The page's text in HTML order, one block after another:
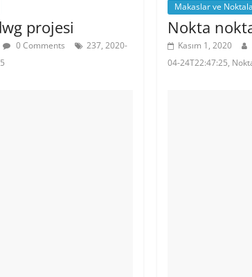
projesi
0 Comments
237, 2020-
Makaslar ve
Nokta
Kasım 1, 2020
04-24T22:47:25,